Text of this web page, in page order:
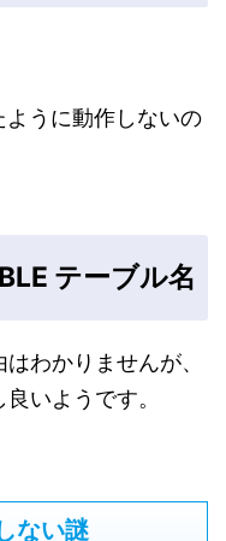
うに動作しないの
テーブル名
わかりませんが、
いようです。
ない謎